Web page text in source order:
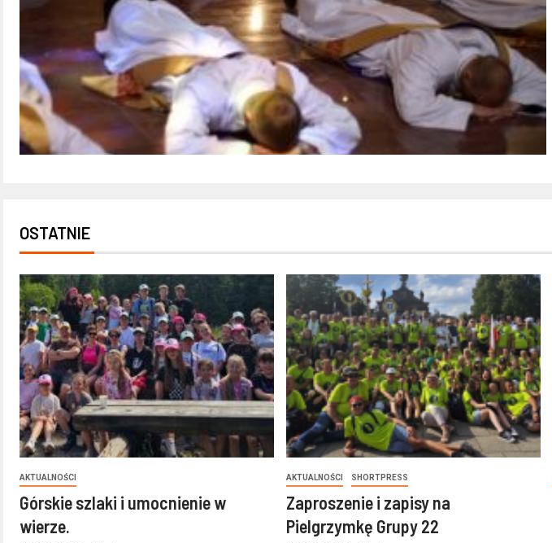
OSTATNIE
AKTUALNOŚCI
Górskie szlaki i umocnienie w
wierze.
AKTUALNOŚCI SHORTPRESS
Zaproszenie i zapisy na
Pielgrzymkę Grupy 22